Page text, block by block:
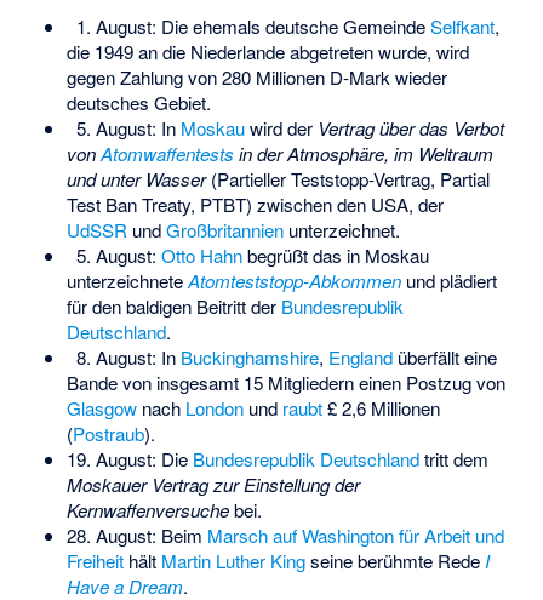
1. August: Die ehemals deutsche GemeindeSelfkant,
die 1949 an die Niederlande abgetreten wurde, wird
gegen Zahlung von 280 Millionen D-Mark wieder
deutsches Gebiet.
5. August: In Moskauwird der Vertrag über das Verbot
vonAtomwaffentests in der Atmosphäre, im Weltraum
und unter Wasser(Partieller Teststopp-Vertrag, Partial
Test Ban Treaty, PTBT) zwischen den USA, der
UdSSR undGroßbritannienunterzeichnet.
5. August: Otto Hahnbegrüßt das in Moskau
unterzeichneteAtomteststopp-Abkommenund plädiert
für den baldigen Beitritt der Bundesrepublik
Deutschland.
8. August: In Buckinghamshire, Englandüberfällt eine
Bande von insgesamt 15 Mitgliedern einen Postzug von
Glasgownach Londonund raubt£ 2,6 Millionen
(Postraub).
19. August: Die Bundesrepublik Deutschlandtritt dem
Moskauer Vertrag zur Einstellung der
Kernwaffenversuchebei.
28. August: Beim Marsch auf Washington für Arbeit und
Freiheithält Martin Luther Kingseine berühmte Rede I
Have a Dream.